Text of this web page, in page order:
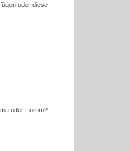
oder diese
oder Forum?